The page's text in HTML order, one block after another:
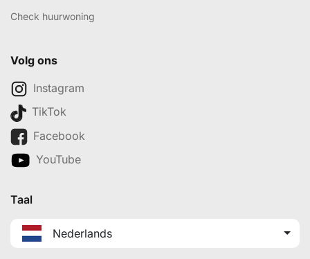
Check huurwoning
Volg ons
Instagram
TikTok
Facebook
YouTube
Taal
Nederlands